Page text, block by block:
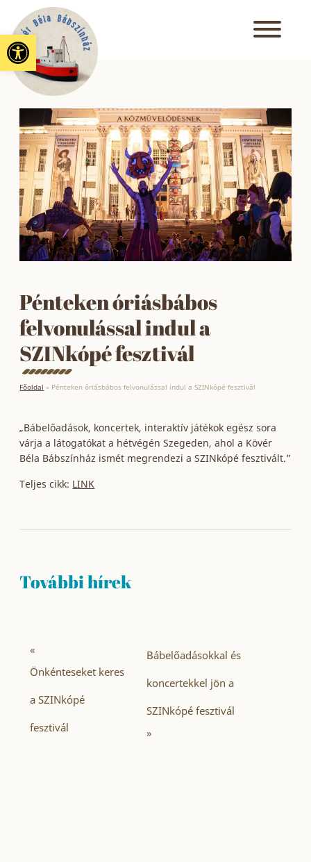
Eszköztár megnyitása
Pénteken óriásbábos
felvonulással indul a
SZINkópé fesztivál
Főoldal » Pénteken óriásbábos felvonulással indul a SZINkópé fesztivál
„Bábelőadások, koncertek, interaktív játékok egész sora
várja a látogatókat a hétvégén Szegeden, ahol a Kövér
Béla Bábszínház ismét megrendezi a SZINkópé fesztivált.”
Teljes cikk: LINK
További hírek
«
Önkénteseket keres
a SZINkópé
fesztivál
Bábelőadásokkal és
koncertekkel jön a
SZINkópé fesztivál
»